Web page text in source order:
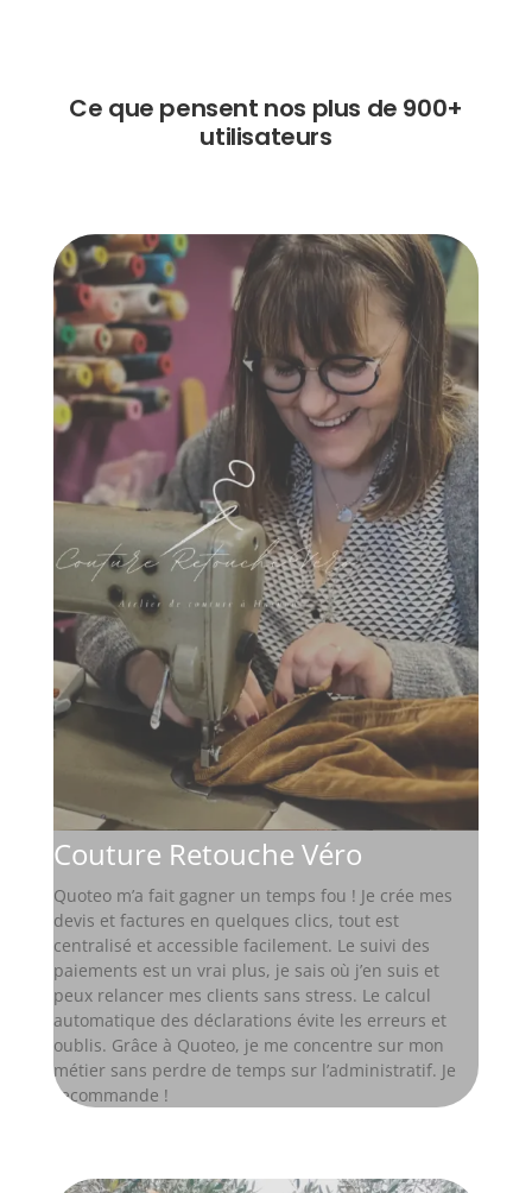
Ce que pensent nos plus de 900+
utilisateurs
Couture Retouche Véro
Quoteo m’a fait gagner un temps fou ! Je crée mes
devis et factures en quelques clics, tout est
centralisé et accessible facilement. Le suivi des
paiements est un vrai plus, je sais où j’en suis et
peux relancer mes clients sans stress. Le calcul
automatique des déclarations évite les erreurs et
oublis. Grâce à Quoteo, je me concentre sur mon
métier sans perdre de temps sur l’administratif. Je
recommande !